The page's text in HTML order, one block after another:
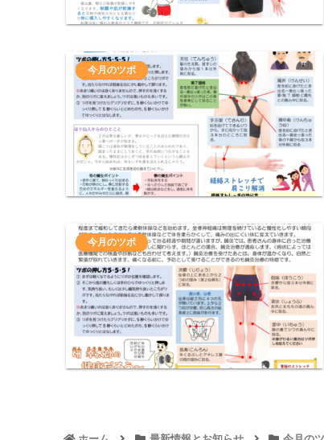
今月のツボ
今月のツボ